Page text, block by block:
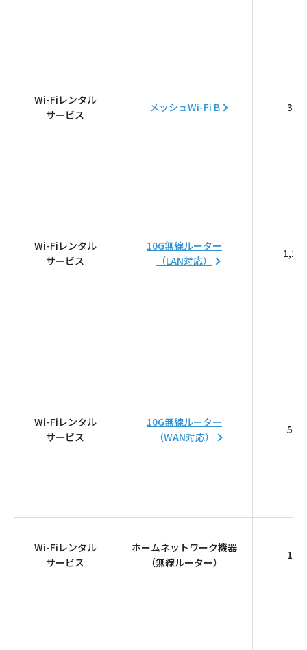
おトクなプラン
ウェブサイトのご利用について
放送番組審議会議事録
Wi-Fiレンタル
サービス
メッシュWi-Fi B 330
Wi-Fiレンタル
サービス
10G無線ルーター
（LAN対応）
Wi-Fiレンタル
サービス
10G無線ルーター
（WAN対応）
550
Wi-Fiレンタル
サービス
ホームネットワーク機器
（無線ルーター）
110